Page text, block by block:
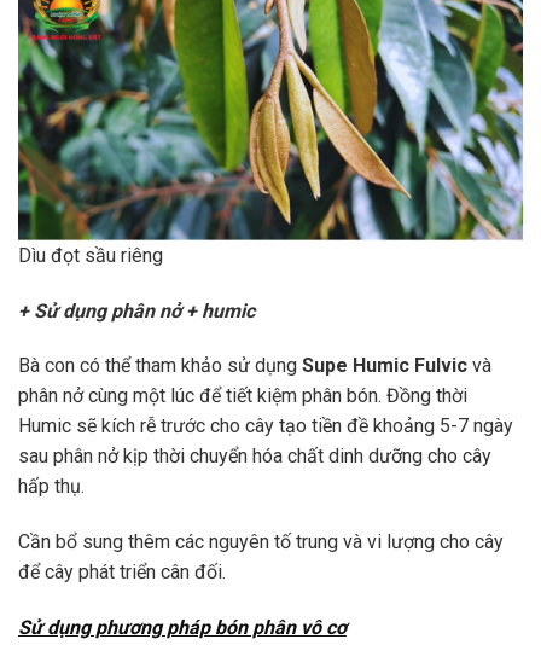
Dìu đọt sầu riêng
+ Sử dụng phân nở + humic
Bà con có thể tham khảo sử dụng Supe Humic Fulvic và
phân nở cùng một lúc để tiết kiệm phân bón. Đồng thời
Humic sẽ kích rễ trước cho cây tạo tiền đề khoảng 5-7 ngày
sau phân nở kịp thời chuyển hóa chất dinh dưỡng cho cây
hấp thụ.
Cần bổ sung thêm các nguyên tố trung và vi lượng cho cây
để cây phát triển cân đối.
Sử dụng phương pháp bón phân vô cơ